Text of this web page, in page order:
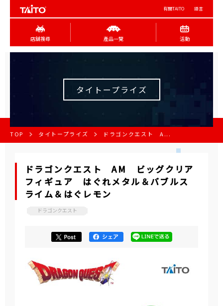
有關TAITO 語言
店舖搜尋 產品一覽 活動
タイトープライズ
TOP タイトープライズ ドラゴンクエスト A...
ドラゴンクエスト AM ビッグクリア
フィギュア はぐれメタル＆バブルス
ライム＆はぐレモン
ドラゴンクエスト